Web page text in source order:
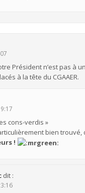
Président n’est pas à
à la tête du CGAAER.
cons-verdis »
bien
!
dit :